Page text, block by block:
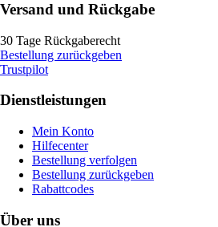
Versand und Rückgabe
30 Tage Rückgaberecht
Bestellung zurückgeben
Trustpilot
Dienstleistungen
Mein Konto
Hilfecenter
Bestellung verfolgen
Bestellung zurückgeben
Rabattcodes
Über uns